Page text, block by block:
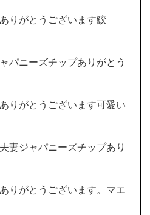
りがとうございます鮫
ニーズチップありがとう
りがとうございます可愛い
妻ジャパニーズチップあり
りがとうございます。マエ